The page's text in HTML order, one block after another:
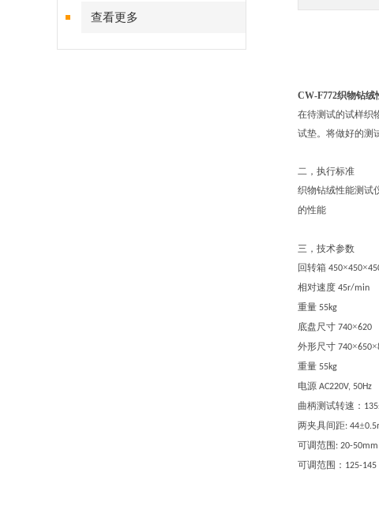
查看更多
CW-F772织物钻绒
在待测试的试样织
试垫。将做好的测
二，执行标准
织物钻绒性能测试
的性能
三，技术参数
回转箱 450×450×
相对速度 45r/min
重量 55kg
底盘尺寸 740×620
外形尺寸 740×650×
重量 55kg
电源 AC220V, 50Hz
曲柄测试转速： 135
两夹具间距: 44±
可调范围 : 20-50mm
可调范围： 125-